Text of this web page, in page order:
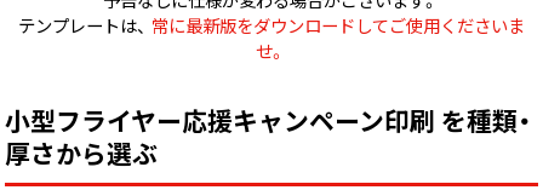
テンプレートは、 常に最新版をダウンロードしてご使用くださいま
せ。
小型フライヤー応援キャンペーン印刷 を種類・
厚さから選ぶ